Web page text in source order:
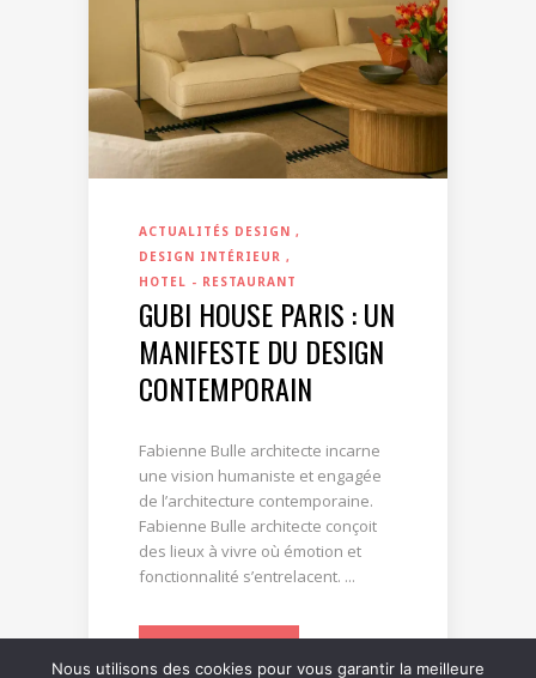
ACTUALITÉS DESIGN
DESIGN INTÉRIEUR
HOTEL - RESTAURANT
GUBI HOUSE PARIS : UN
MANIFESTE DU DESIGN
CONTEMPORAIN
Fabienne Bulle architecte incarne
une vision humaniste et engagée
de l’architecture contemporaine.
Fabienne Bulle architecte conçoit
des lieux à vivre où émotion et
fonctionnalité s’entrelacent. ...
Nous utilisons des cookies pour vous garantir la meilleure